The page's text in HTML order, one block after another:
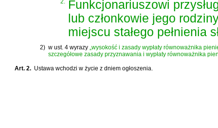
2. Funkcjonariuszowi
lub członkowie jego
miejscu stałego pełnienia
2) w ust. 4 wyrazy „wysokość i zasady wypłaty równoważnika
szczegółowe zasady przyznawania i wypłaty równoważnika
Art. 2. Ustawa wchodzi w życie z dniem ogłoszenia.